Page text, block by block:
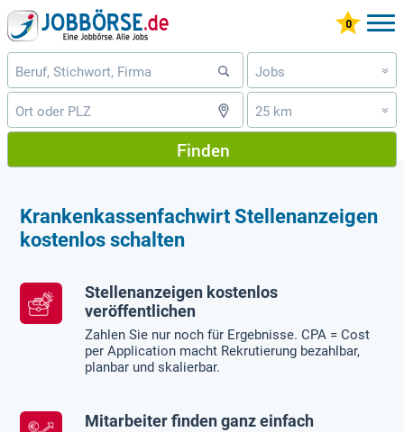
Jobs »
25 km »
Finden
Krankenkassenfachwirt Stellenanzeigen
kostenlos schalten
Stellenanzeigen kostenlos
veröffentlichen
Zahlen Sie nur noch für Ergebnisse. CPA = Cost
per Application macht Rekrutierung bezahlbar,
planbar und skalierbar.
Mitarbeiter finden ganz einfach